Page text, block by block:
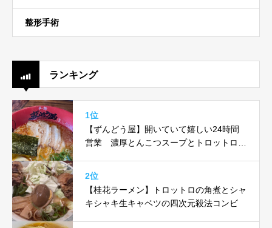
整形手術
ランキング
1位
【ずんどう屋】開いていて嬉しい24時間
営業 濃厚とんこつスープとトロットロ味
2位
【桂花ラーメン】トロットロの角煮とシャ
キシャキ生キャベツの四次元殺法コンビ